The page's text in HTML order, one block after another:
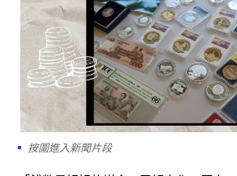
按圖進入新聞片段